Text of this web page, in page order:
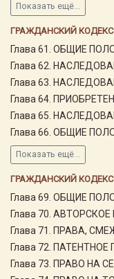
Показать ещё...
ГРАЖДАНСКИЙ КОДЕКС
Глава 61. ОБЩИЕ
Глава 62.
Глава 63.
Глава 64.
Глава 65.
Глава 66. ОБЩИЕ
Показать ещё...
ГРАЖДАНСКИЙ КОДЕКС
Глава 69. ОБЩИЕ
Глава 70.
Глава 71. ПРАВА,
Глава 72. ПАТЕНТНОЕ
Глава 73. ПРАВО НА